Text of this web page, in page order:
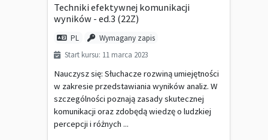
Techniki efektywnej komunikacji
wyników - ed.3 (22Z)
PL Wymagany zapis
Start kursu: 11 marca 2023
Nauczysz się: Słuchacze rozwiną umiejętności
w zakresie przedstawiania wyników analiz. W
szczególności poznają zasady skutecznej
komunikacji oraz zdobędą wiedzę o ludzkiej
percepcji i różnych ...